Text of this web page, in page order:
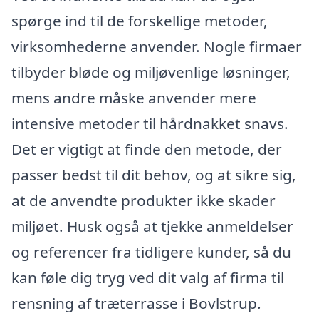
spørge ind til de forskellige metoder,
virksomhederne anvender. Nogle firmaer
tilbyder bløde og miljøvenlige løsninger,
mens andre måske anvender mere
intensive metoder til hårdnakket snavs.
Det er vigtigt at finde den metode, der
passer bedst til dit behov, og at sikre sig,
at de anvendte produkter ikke skader
miljøet. Husk også at tjekke anmeldelser
og referencer fra tidligere kunder, så du
kan føle dig tryg ved dit valg af firma til
rensning af træterrasse i Bovlstrup.